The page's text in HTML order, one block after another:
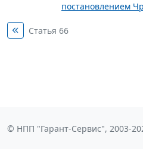
постановлением
Статья 66
© НПП "Гарант-Сервис", 2003-